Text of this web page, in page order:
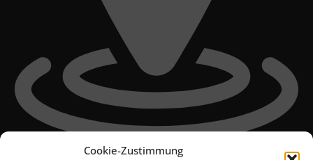
Cookie-Zustimmung